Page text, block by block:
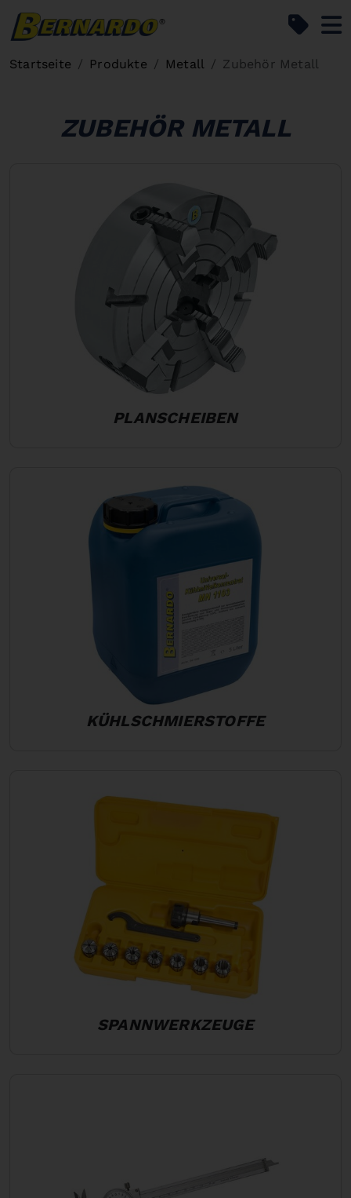
Startseite Produkte Metall Zubehör Metall
ZUBEHÖR METALL
PLANSCHEIBEN
KÜHLSCHMIERSTOFFE
SPANNWERKZEUGE